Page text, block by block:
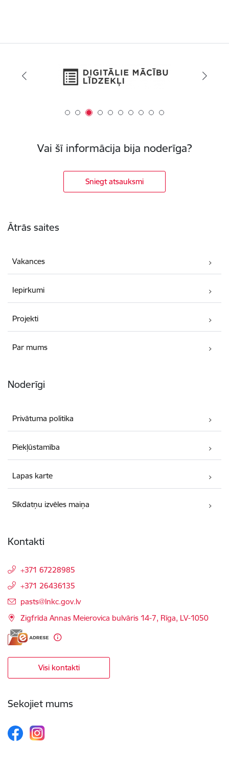
Vai šī informācija bija noderīga?
Sniegt atsauksmi
Ātrās saites
Vakances
Iepirkumi
Projekti
Par mums
Noderīgi
Privātuma politika
Piekļūstamība
Lapas karte
Sīkdatņu izvēles maiņa
Kontakti
+371 67228985
+371 26436135
E-pasts:
pasts@lnkc.gov.lv
Zigfrīda Annas Meierovica bulvāris 14-7, Rīga, LV-1050
Visi kontakti
Sekojiet mums